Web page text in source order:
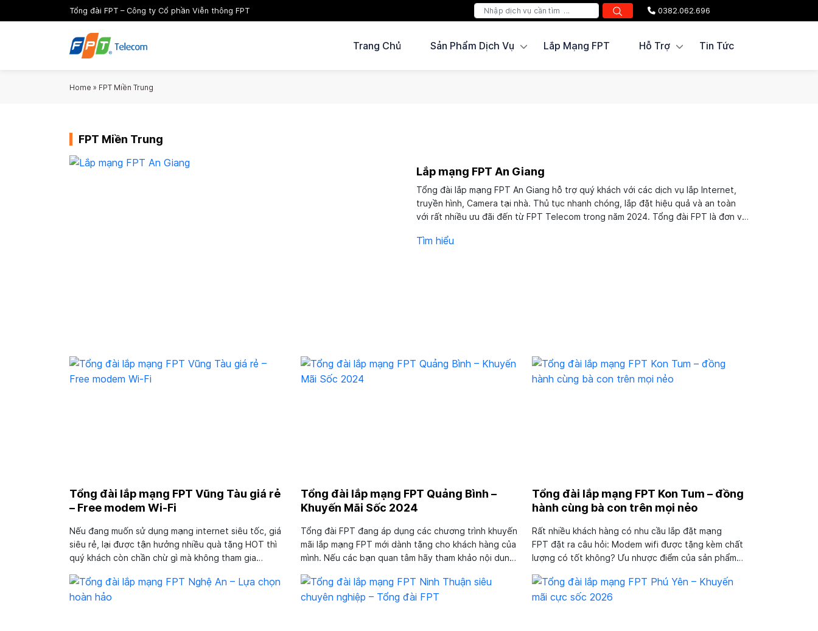
Tổng đài FPT – Công ty Cổ phần Viễn thông FPT 0382.062.696
Trang Chủ Sản Phẩm Dịch Vụ Lắp Mạng FPT Hỗ Trợ Tin Tức
Home » FPT Miền Trung
FPT Miền Trung
Lắp mạng FPT An Giang
Tổng đài lắp mạng FPT An Giang hỗ trợ quý khách với các dịch vụ lắp Internet,
truyền hình, Camera tại nhà. Thủ tục nhanh chóng, lắp đặt hiệu quả và an toàn
với rất nhiều ưu đãi đến từ FPT Telecom trong năm 2024. Tổng đài FPT là đơn vị
Tìm hiểu
Tổng đài lắp mạng FPT Vũng Tàu giá rẻ
– Free modem Wi-Fi
Nếu đang muốn sử dụng mạng internet siêu tốc, giá
siêu rẻ, lại được tận hưởng nhiều quà tặng HOT thì
quý khách còn chần chừ gì mà không tham gia
Tàu? Có vô vàn ưu đãi bất ngờ đang chờ đợi quý
khách cùng khám...
Tổng đài lắp mạng FPT Quảng Bình –
Khuyến Mãi Sốc 2024
Tổng đài FPT đang áp dụng các chương trình khuyến
mãi lắp mạng FPT mới dành tặng cho khách hàng của
mình. Nếu các bạn quan tâm hãy tham khảo nội dung
đài. Tin chắc quý khách hàng sẽ nhanh chóng nhận
ngay...
Tổng đài lắp mạng FPT Kon Tum – đồng
hành cùng bà con trên mọi nẻo
Rất nhiều khách hàng có nhu cầu lắp đặt mạng
FPT đặt ra câu hỏi: Modem wifi được tặng kèm chất
lượng có tốt không? Ưu nhược điểm của sản phẩm
thắc mắc bạn vui lòng liên hệ với tổng đài lắp mạng
FPT Kon Tum nhé!...